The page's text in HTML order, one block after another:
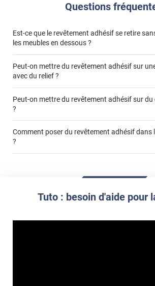
Questions
Est-ce que le revêtement adhésif se retire
les meubles en dessous ?
colle
Peut-on mettre du revêtement adhésif sur
avec du relief ?
Peut-on mettre du revêtement adhésif sur du
?
Commander à la taille des carreaux et
propre par dessus
Comment poser du revêtement adhésif dans
?
Tuto : besoin d'aide pour